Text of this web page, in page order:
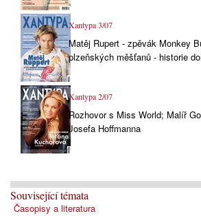
Xantypa 3/07
Matěj Rupert - zpěvák Monkey
plzeňských měšťanů - historie
Xantypa 2/07
Rozhovor s Miss World; Malíř
Josefa Hoffmanna
Související témata
Časopisy a literatura